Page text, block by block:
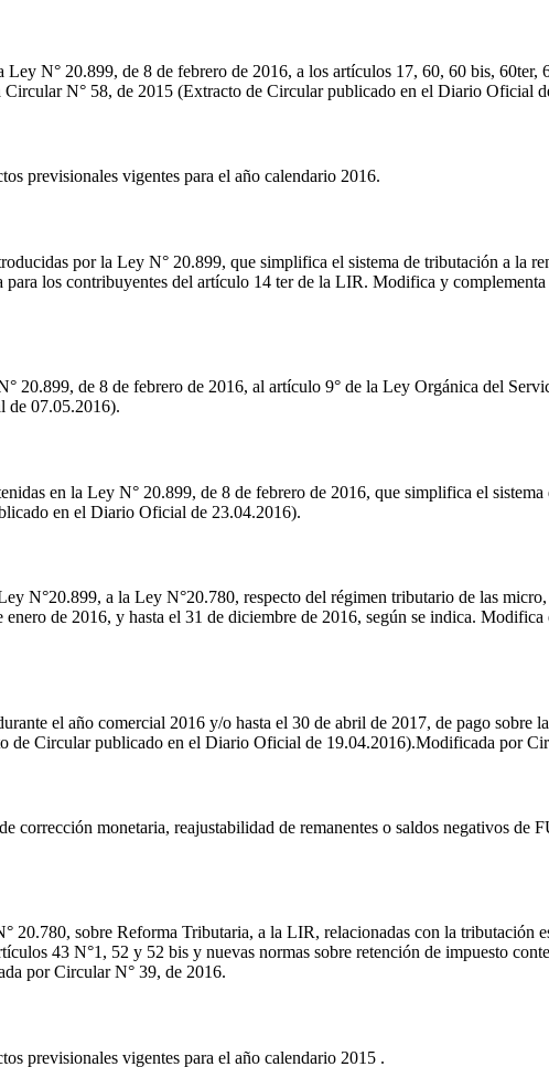
N° 20.899, de 8 de febrero de 2016, a los artículos 17, 60, 60 bis,
N° 58, de 2015 (Extracto de Circular publicado en el Diario Oficial
previsionales vigentes para el año calendario 2016.
por la Ley N° 20.899, que simplifica el sistema de tributación a la
los contribuyentes del artículo 14 ter de la LIR. Modifica y
20.899, de 8 de febrero de 2016, al artículo 9° de la Ley Orgánica del
de 07.05.2016).
en la Ley N° 20.899, de 8 de febrero de 2016, que simplifica el
en el Diario Oficial de 23.04.2016).
N°20.899, a la Ley N°20.780, respecto del régimen tributario de las
enero de 2016, y hasta el 31 de diciembre de 2016, según se indica.
el año comercial 2016 y/o hasta el 30 de abril de 2017, de pago sobre
Circular publicado en el Diario Oficial de 19.04.2016).Modificada por
corrección monetaria, reajustabilidad de remanentes o saldos negativos
20.780, sobre Reforma Tributaria, a la LIR, relacionadas con la tributación
43 N°1, 52 y 52 bis y nuevas normas sobre retención de impuesto
por Circular N° 39, de 2016.
previsionales vigentes para el año calendario 2015 .